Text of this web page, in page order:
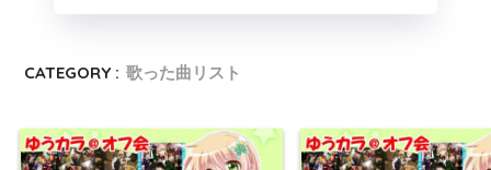
CATEGORY : 歌った曲リスト